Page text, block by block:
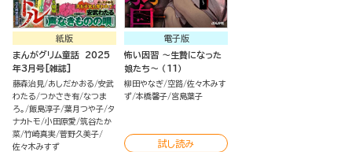
紙版
まんがグリム童話 2025
年3月号[雑誌]
藤森治見 あしだかおる 安武
わたる つかさき有 なつま
ろ。
飯島淳子 葉月つや子 タ
ナカトモ 小田原愛 筑谷たか
菜 竹崎真実 菅野久美子
佐々木みすず
電子版
怖い因習 ～生贄になった
娘たち～ （11）
柳田やなぎ 空路 佐々木みす
ず 本橋馨子 宮島葉子
試し読み